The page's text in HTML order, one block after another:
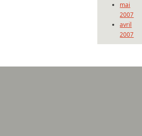
mai
2007
avril
2007